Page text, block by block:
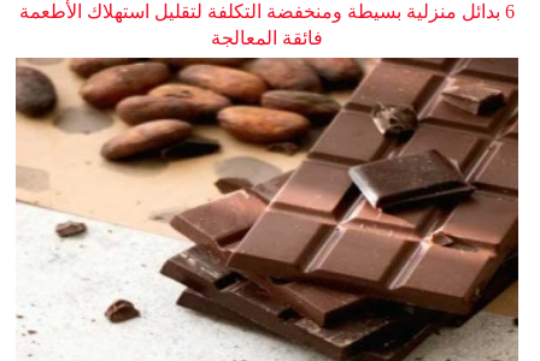
6 بدائل منزلية بسيطة ومنخفضة التكلفة لتقليل استهلاك الأطعمة
فائقة المعالجة